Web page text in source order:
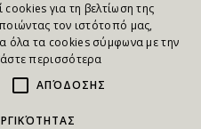
δροσερή αυλή της πόλης!
Βάφλες, Club Sandwich,
& Μπύρα/Αναψυκτικό ,
7,00€
για τη βελτίωση της
τον ιστότοπό μας,
όλα τα cookies σύμφωνα με την
περισσότερα
ΑΠΌΔΟΣΗΣ